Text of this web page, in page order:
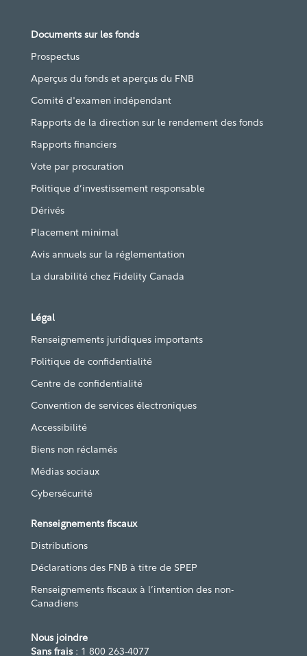
Documents sur les fonds
Prospectus
Aperçus du fonds et aperçus du FNB
Comité d'examen indépendant
Rapports de la direction sur le rendement des fonds
Rapports financiers
Vote par procuration
Politique d’investissement responsable
Dérivés
Placement minimal
Avis annuels sur la réglementation
La durabilité chez Fidelity Canada
Légal
Renseignements juridiques importants
Politique de confidentialité
Centre de confidentialité
Convention de services électroniques
Accessibilité
Biens non réclamés
Médias sociaux
Cybersécurité
Renseignements fiscaux
Distributions
Déclarations des FNB à titre de SPEP
Renseignements fiscaux à l’intention des non-
Canadiens
Nous joindre
Sans frais: 1 800 263-4077